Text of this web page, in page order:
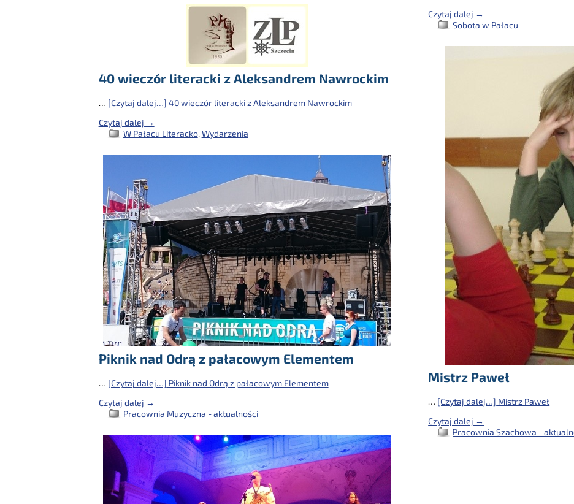
Czytaj dalej →
Sobota w Pałacu
40 wieczór literacki z Aleksandrem Nawrockim
… [Czytaj dalej…] 40 wieczór literacki z Aleksandrem Nawrockim
Czytaj dalej →
W Pałacu Literacko,Wydarzenia
Mistrz Paweł
… [Czytaj dalej…] Mistrz Paweł
Czytaj dalej →
Pracownia Szachowa -
Piknik nad Odrą z pałacowym Elementem
… [Czytaj dalej…] Piknik nad Odrą z pałacowym Elementem
Czytaj dalej →
Pracownia Muzyczna - aktualności